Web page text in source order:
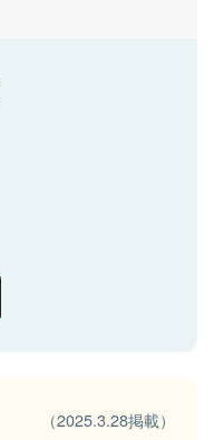
（2025.3.28掲載）